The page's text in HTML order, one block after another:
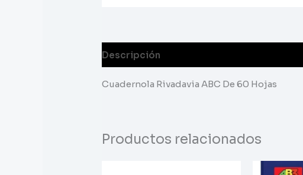
Descripción
Cuadernola Rivadavia ABC De 60 Hojas
Productos relacionados